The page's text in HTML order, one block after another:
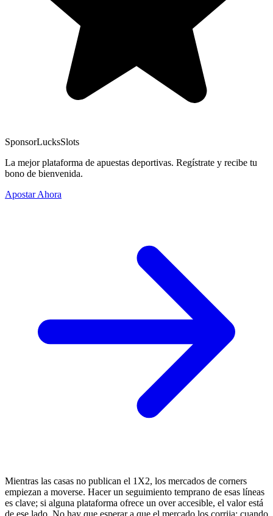
SponsorLucksSlots
La mejor plataforma de apuestas deportivas. Regístrate y recibe tu
bono de bienvenida.
Apostar Ahora
Mientras las casas no publican el 1X2, los mercados de corners
empiezan a moverse. Hacer un seguimiento temprano de esas líneas
es clave; si alguna plataforma ofrece un over accesible, el valor está